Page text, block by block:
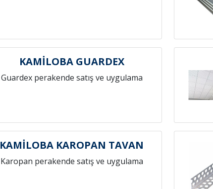
KAMİLOBA GUARDEX
Guardex perakende satış ve uygulama
KAMİLOBA KAROPAN TAVAN
Karopan perakende satış ve uygulama